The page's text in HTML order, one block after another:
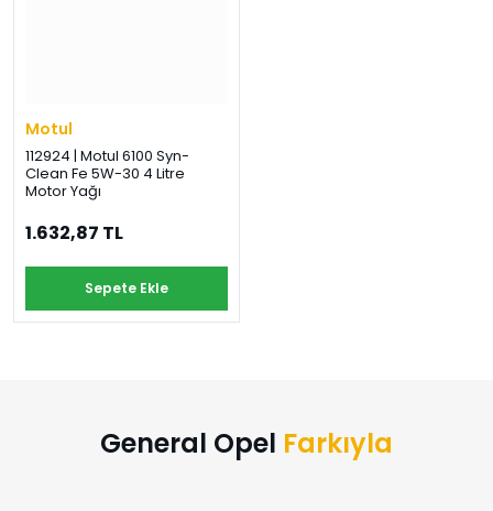
Giriş Yap
Yeni Hesap
C
›
D
›
M
YAĞI
›
Motul
112924 | Motul 6100 Syn-
Clean Fe 5W-30 4 Litre
Motor Yağı
1.632,87 TL
Sepete Ekle
General Opel Farkıyla